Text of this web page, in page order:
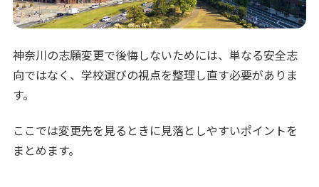
神奈川の志願変更で後悔しないためには、単なる安全志
向ではなく、学校選びの視点を整理し直す必要がありま
す。
ここでは変更先を見るときに見落としやすいポイントを
まとめます。